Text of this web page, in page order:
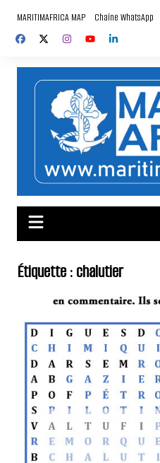
contenu
MARITIMAFRICA MAP Chaîne WhatsApp
Étiquette :chalutier